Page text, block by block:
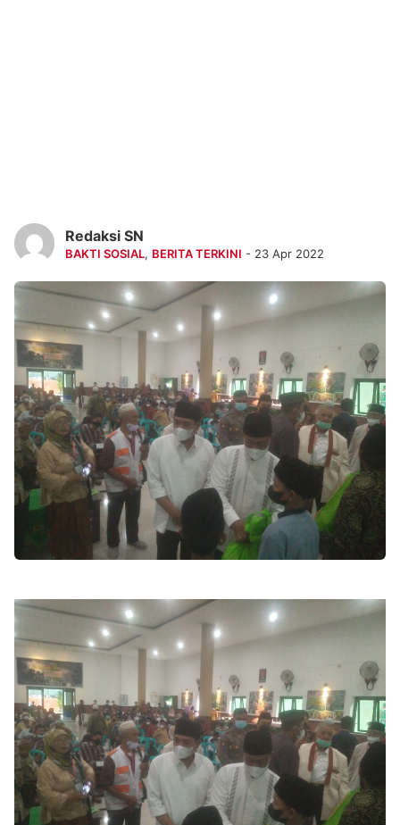
Redaksi SN
BAKTI SOSIAL, BERITA TERKINI - 23 Apr 2022